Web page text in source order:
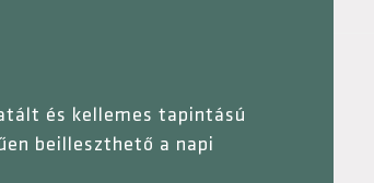
és kellemes tapintású
beilleszthető a napi